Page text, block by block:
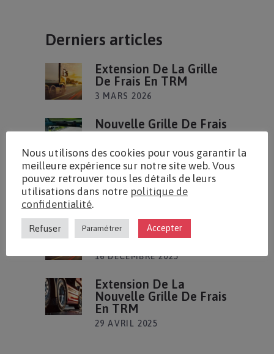
Derniers articles
Extension De La Grille
De Frais En TRM
3 MARS 2026
Nouvelle Grille De Frais
En TRV
16 JANVIER 2026
Congés De Fin D’année
18 DÉCEMBRE 2025
Nouvelle Grille De Frais
En TRM
16 DÉCEMBRE 2025
Extension De La
Nouvelle Grille De Frais
En TRM
29 AVRIL 2025
Nous utilisons des cookies pour vous garantir la
meilleure expérience sur notre site web. Vous
pouvez retrouver tous les détails de leurs
utilisations dans notre politique de
confidentialité.
Refuser Paramétrer Accepter